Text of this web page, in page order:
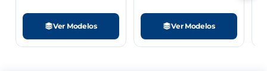
Ver Modelos Ver Modelos